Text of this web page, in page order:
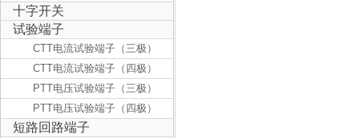
十字开关
试验端子
CTT电流试验端子（三极）
CTT电流试验端子（四极）
PTT电压试验端子（三极）
PTT电压试验端子（四极）
短路回路端子